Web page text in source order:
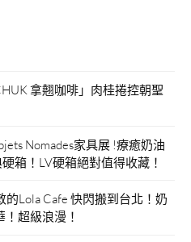
拿翹咖啡」肉桂捲控朝聖
Nomades家具展 !療癒奶油
箱！LV硬箱絕對值得收藏！
的Lola Cafe 快閃搬到台北！奶
超級浪漫！